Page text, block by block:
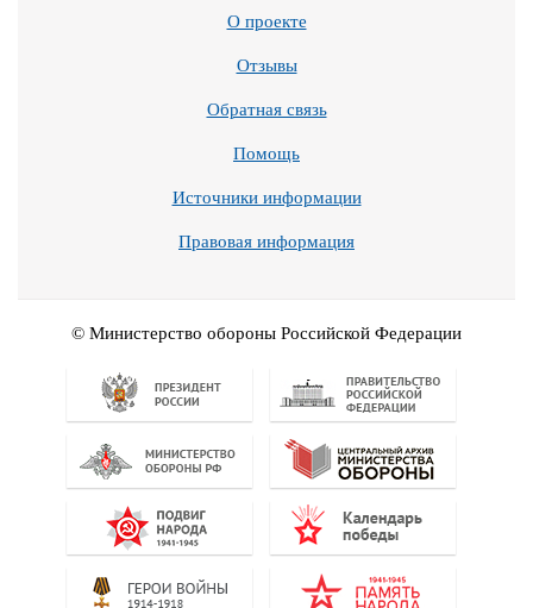
О проекте
Отзывы
Обратная связь
Помощь
Источники информации
Правовая информация
© Министерство обороны Российской Федерации